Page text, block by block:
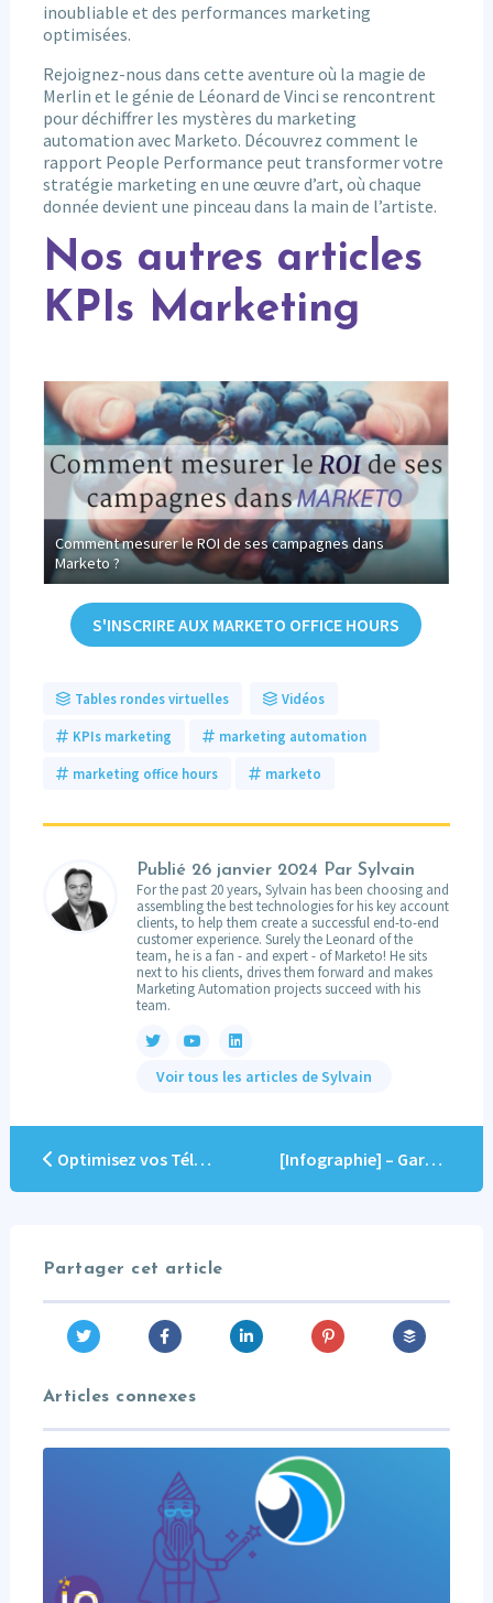
inoubliable et des performances marketing
optimisées.
Rejoignez-nous dans cette aventure où la magie de
Merlin et le génie de Léonard de Vinci se rencontrent
pour déchiffrer les mystères du marketing
automation avec Marketo. Découvrez comment le
rapport People Performance peut transformer votre
stratégie marketing en une œuvre d’art, où chaque
donnée devient une pinceau dans la main de l’artiste.
Nos autres articles
KPIs Marketing
Comment mesurer le ROI de ses campagnes dans
Marketo ?
S'INSCRIRE AUX MARKETO OFFICE HOURS
Tables rondes virtuelles Vidéos
KPIs marketing marketing automation
marketing office hours marketo
Publié 26 janvier 2024 Par Sylvain
For the past 20 years, Sylvain has been choosing and
assembling the best technologies for his key account
clients, to help them create a successful end-to-end
customer experience. Surely the Leonard of the
team, he is a fan - and expert - of Marketo! He sits
next to his clients, drives them forward and makes
Marketing Automation projects succeed with his
team.
Voir tous les articles de Sylvain
Optimisez vos Téléchargements de Contenus Marketo pour Booster l’Engagement : Les Conseils de Sylvain Davril [Infographie] – Gardiens des données – Historique du RGPD
Partager cet article
Articles connexes